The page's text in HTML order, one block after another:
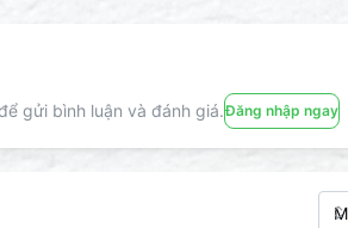
gửi bình luận và đánh giá.Đăng nhập ngay